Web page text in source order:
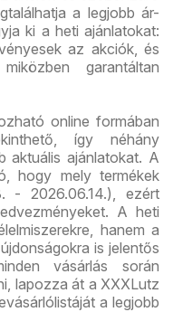
a legjobb ár-
ki a heti ajánlatokat:
az akciók, és
garantáltan
online formában
így néhány
aktuális ajánlatokat. A
hogy mely termékek
- 2026.06.14.), ezért
A heti
hanem a
is jelentős
vásárlás során
lapozza át a XXXLutz
a legjobb